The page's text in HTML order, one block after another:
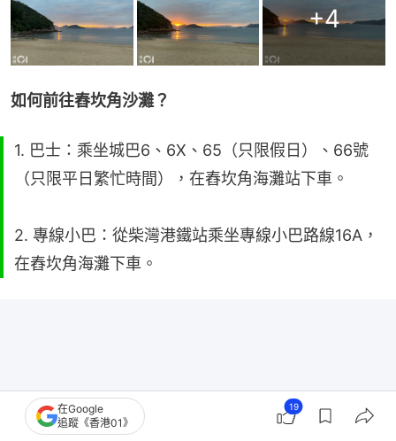
+4
如何前往舂坎角沙灘？
1. 巴士：乘坐城巴6、6X、65（只限假日）、66號
（只限平日繁忙時間），在舂坎角海灘站下車。
2. 專線小巴：從柴灣港鐵站乘坐專線小巴路線16A，
在舂坎角海灘下車。
在Google
追蹤《香港01》
19